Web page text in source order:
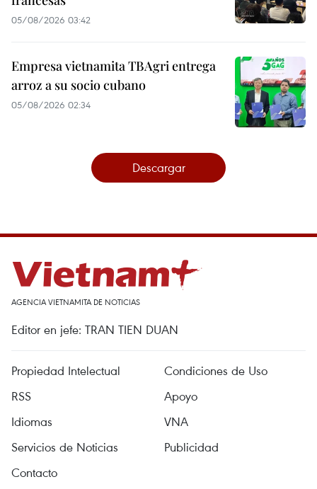
05/08/2026 03:42
Empresa vietnamita TBAgri entrega
arroz a su socio cubano
05/08/2026 02:34
Descargar
AGENCIA VIETNAMITA DE NOTICIAS
Editor en jefe: TRAN TIEN DUAN
Propiedad Intelectual
Condiciones de Uso
RSS
Apoyo
Idiomas
VNA
Servicios de Noticias
Publicidad
Contacto